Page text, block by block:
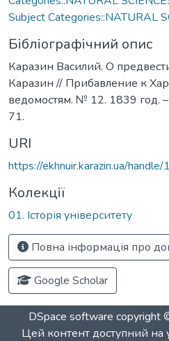
Subject Categories::NATURAL
Бібліографічний опис
Каразин Василий. О
Каразин // Прибавление к
ведомостям. № 12. 1839 год.
71.
URI
https://ekhnuir.karazin.ua/
Колекції
01. Історія університету
Повна інформація про
Google Scholar
DSpace software copyright
Цей контент доступний на